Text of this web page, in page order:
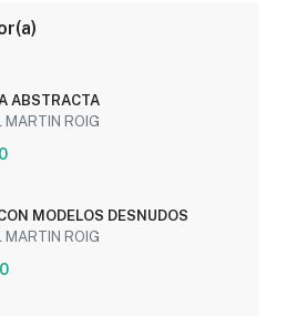
ABSTRACTA
MARTIN ROIG
MODELOS DESNUDOS
MARTIN ROIG